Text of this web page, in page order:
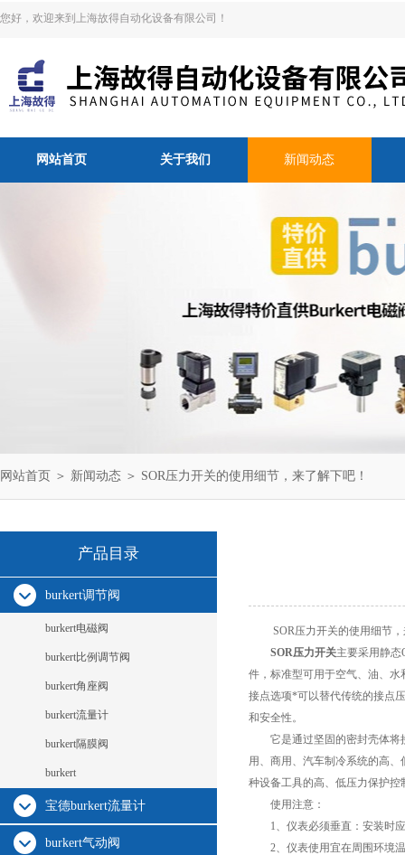
您好，欢迎来到上海故得自动化设备有限公司！
网站首页 关于我们 新闻动态
网站首页 ＞ 新闻动态 ＞ SOR压力开关的使用细节，来了解下吧！
产品目录
burkert调节阀
burkert电磁阀
burkert比例调节阀
burkert角座阀
burkert流量计
burkert隔膜阀
burkert
宝德burkert流量计
burkert气动阀
SOR压力开关的使用细节，
SOR压力开关主要采用静
件，标准型可用于空气、油、
接点选项*可以替代传统的接点
和安全性。
它是通过坚固的密封壳体将接
用、商用、汽车制冷系统的高
种设备工具的高、低压力保护控
使用注意：
1、仪表必须垂直：安装时应
2、仪表使用宜在周围环境